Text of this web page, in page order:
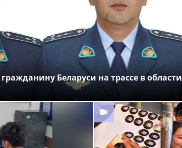
Беларуси на трассе в области